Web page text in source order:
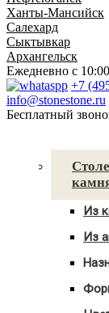
Ханты-Мансийск
Салехард
Сыктывкар
Архангельск
Ежедневно с
+7
info@stonestone.ru
Бесплатный
Из
Из